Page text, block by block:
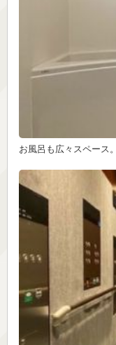
お風呂も広々スペース。